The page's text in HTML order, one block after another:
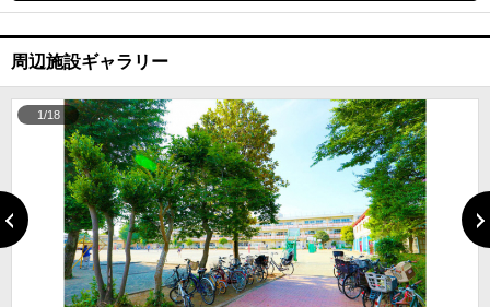
周辺施設ギャラリー
1/18